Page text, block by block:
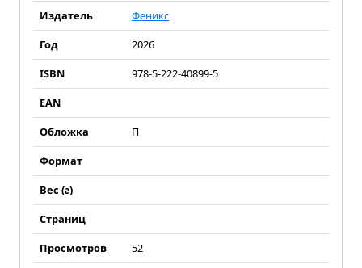
Издатель
Феникс
Год
2026
ISBN
978-5-222-40899-5
EAN
Обложка
П
Формат
Вес (г)
Страниц
Просмотров
52